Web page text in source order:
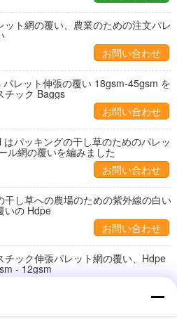
ット網の覆い、農業のための注文パレ
お問い合わせ
レット伸張の覆い 18gsm-45gsm を
チック Baggs
お問い合わせ
はパッキングの干し草のためのパレッ
ル網の覆いを編みました
お問い合わせ
干し草への農場のための紫外線の白い
いの Hdpe
お問い合わせ
チック伸張パレット網の覆い、Hdpe
- 12gsm
のパッキング干し草のためのプラスチ